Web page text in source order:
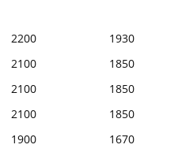
2200
1930
2100
1850
2100
1850
2100
1850
1900
1670